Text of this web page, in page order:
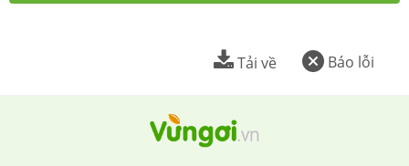
Báo lỗi
Tải về